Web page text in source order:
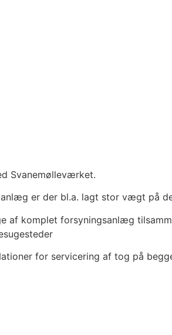
Svanemølleværket.
er der bl.a. lagt stor vægt på
af komplet forsyningsanlæg
for servicering af tog på